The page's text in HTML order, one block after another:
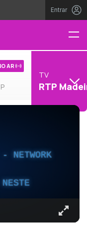
Entrar
AR
TV
RTP
NETWORK